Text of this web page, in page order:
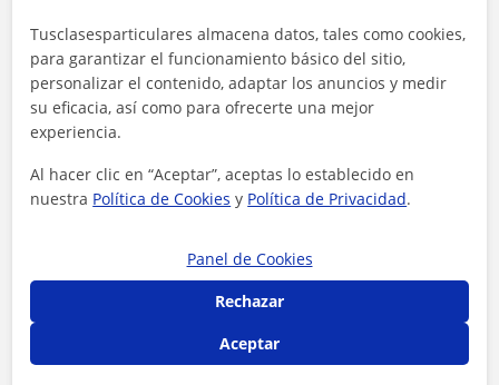
Contacta con Cristina
Tarifa 18 €/h
1ª clase gratis
Tusclasesparticulares almacena datos, tales como cookies,
para garantizar el funcionamiento básico del sitio,
personalizar el contenido, adaptar los anuncios y medir
su eficacia, así como para ofrecerte una mejor
experiencia.
Al hacer clic en “Aceptar”, aceptas lo establecido en
nuestra Política de Cookies y Política de Privacidad.
Panel de Cookies
Rechazar
Aceptar